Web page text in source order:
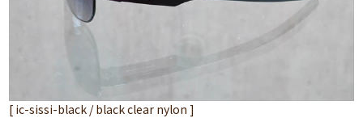
[ ic-sissi-black / black clear nylon ]